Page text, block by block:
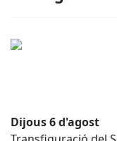
Dijous 6 d'agost